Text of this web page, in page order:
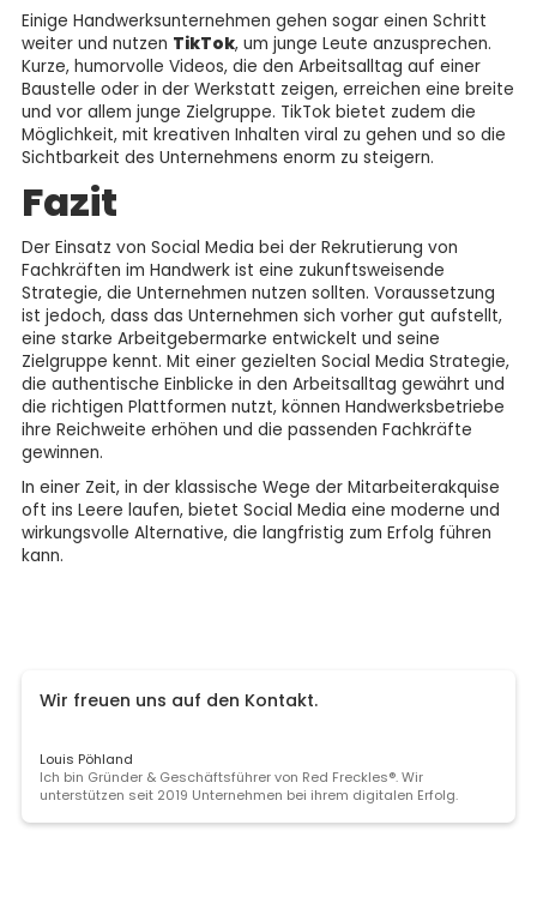
Einige Handwerksunternehmen gehen sogar einen Schritt
weiter und nutzen TikTok, um junge Leute anzusprechen.
Kurze, humorvolle Videos, die den Arbeitsalltag auf einer
Baustelle oder in der Werkstatt zeigen, erreichen eine breite
und vor allem junge Zielgruppe. TikTok bietet zudem die
Möglichkeit, mit kreativen Inhalten viral zu gehen und so die
Sichtbarkeit des Unternehmens enorm zu steigern.
Fazit
Der Einsatz von Social Media bei der Rekrutierung von
Fachkräften im Handwerk ist eine zukunftsweisende
Strategie, die Unternehmen nutzen sollten. Voraussetzung
ist jedoch, dass das Unternehmen sich vorher gut aufstellt,
eine starke Arbeitgebermarke entwickelt und seine
Zielgruppe kennt. Mit einer gezielten Social Media Strategie,
die authentische Einblicke in den Arbeitsalltag gewährt und
die richtigen Plattformen nutzt, können Handwerksbetriebe
ihre Reichweite erhöhen und die passenden Fachkräfte
gewinnen.
In einer Zeit, in der klassische Wege der Mitarbeiterakquise
oft ins Leere laufen, bietet Social Media eine moderne und
wirkungsvolle Alternative, die langfristig zum Erfolg führen
kann.
Wir freuen uns auf den Kontakt.
Louis Pöhland
Ich bin Gründer & Geschäftsführer von Red Freckles®. Wir
unterstützen seit 2019 Unternehmen bei ihrem digitalen Erfolg.